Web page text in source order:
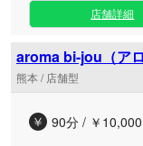
気軽にご利用いた
穏やかな香りが漂
れた隠れ家のような
は、敏感肌の方も
をクリアした超微
ぐします。お仕事
店舗詳細
aroma bi-jou（ア
熊本 / 店舗型
90分 / ￥10,000